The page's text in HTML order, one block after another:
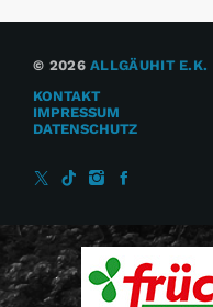
© 2026ALLGÄUHIT E.K.
KONTAKT
IMPRESSUM
DATENSCHUTZ